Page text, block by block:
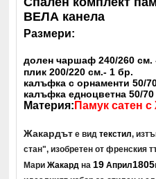
ВЕЛА канела
Размери:
долен чаршаф 240/260 см.
плик 200/220 см.- 1 бр.
калъфка с орнаменти 50/
калъфка едноцветна 50/
Материя: Памук сатен
Жакардът е видтекстил,
стан", изобретен от френския
МариЖакард на 19 Април1805